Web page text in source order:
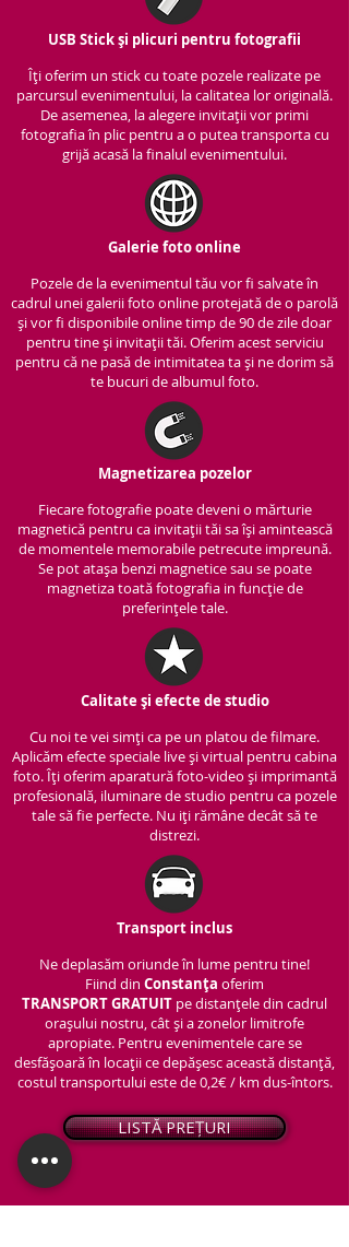
USB Stick și plicuri pentru fotografii
Îți oferim un stick cu toate pozele realizate pe
parcursul evenimentului, la calitatea lor originală.
De asemenea, la alegere invitații vor primi
fotografia în plic pentru a o putea transporta cu
grijă acasă la finalul evenimentului.
Galerie foto online
Pozele de la evenimentul tău vor fi salvate în
cadrul unei galerii foto online protejată de o parolă
și vor fi disponibile online timp de 90 de zile doar
pentru tine și invitații tăi. Oferim acest serviciu
pentru că ne pasă de intimitatea ta și ne dorim să
te bucuri de albumul foto.
Magnetizarea pozelor
Fiecare fotografie poate deveni o mărturie
magnetică pentru ca invitații tăi sa își amintească
de momentele memorabile petrecute impreună.
Se pot atașa benzi magnetice sau se poate
magnetiza toată fotografia in funcție de
preferințele tale.
Calitate și efecte de studio
Cu noi te vei simți ca pe un platou de filmare.
Aplicăm efecte speciale live și virtual pentru cabina
foto. Îți oferim aparatură foto-video și imprimantă
profesională, iluminare de studio pentru ca pozele
tale să fie perfecte. Nu iți rămâne decât să te
distrezi.
Transport inclus
Ne deplasăm oriunde în lume pentru tine!
Fiind din Constanța oferim
TRANSPORTGRATUIT pe distanțele din cadrul
orașului nostru, cât și a zonelor limitrofe
apropiate. Pentru evenimentele care se
desfășoară în locații ce depășesc această distanță,
costul transportului este de 0,2€ / km dus-întors.
LISTĂ PREȚURI
© 2026 - Snap PhotoBooth